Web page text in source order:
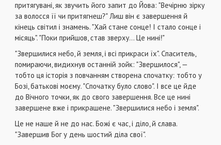
притягувані, як звучить його запит до Йова: "Вечірню зірку
за волосся її чи притягнеш?" Лиш він є завершення й
кінець світил і знамень. "Хай стане сонце! І стало сонце і
місяць". "Поки прийшов, став зверху... Це нині!"
"Звершилися небо, й земля, і всі прикраси їх". Спаситель,
помираючи, видихнув останній зойк: "Звершилося", —
тобто ця історія з повчанням створена спочатку: тобто у
Бозі, батькові моєму. "Спочатку було слово". І все це йде
до Вічного точки, як до свого завершення. Все це нині
завершене вже і прикрашене. "Звершилися небо і земля".
Це не наше й не до нас. Божі є час, і діло, й слава.
"Завершив Бог у день шостий діла свої".